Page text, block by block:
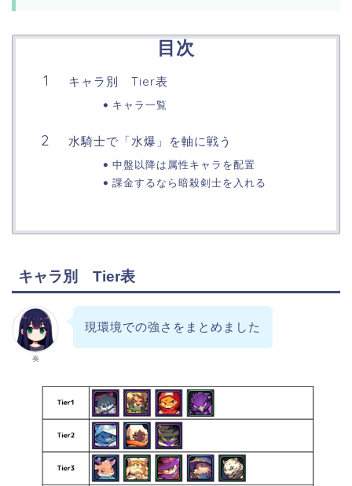
目次
キャラ別 Tier表
キャラ一覧
水騎士で「水爆」を軸に戦う
中盤以降は属性キャラを配置
課金するなら暗殺剣士を入れる
キャラ別 Tier表
奏
現環境での強さをまとめました